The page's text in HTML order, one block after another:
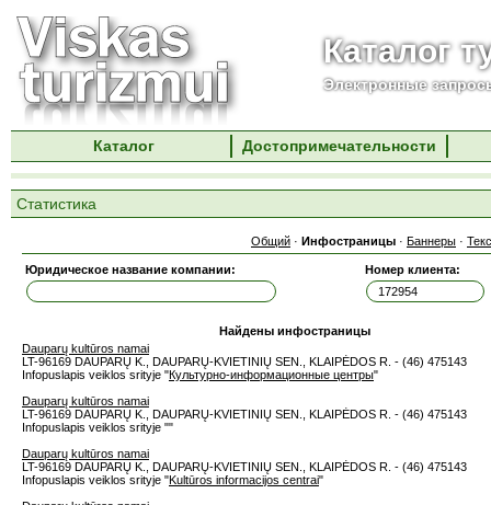
Каталог
Электронные
Каталог Достопримечательности
Статистика
Общий · Инфостраницы · Баннеры ·
Юридическое название компании: Номер клиента:
Найдены инфостраницы
Dauparų kultūros namai
LT-96169 DAUPARŲ K., DAUPARŲ-KVIETINIŲ SEN., KLAIPĖDOS R. - (46) 475143
Infopuslapis veiklos srityje "Культурно-информационные центры"
Dauparų kultūros namai
LT-96169 DAUPARŲ K., DAUPARŲ-KVIETINIŲ SEN., KLAIPĖDOS R. - (46) 475143
Infopuslapis veiklos srityje ""
Dauparų kultūros namai
LT-96169 DAUPARŲ K., DAUPARŲ-KVIETINIŲ SEN., KLAIPĖDOS R. - (46) 475143
Infopuslapis veiklos srityje "Kultūros informacijos centrai"